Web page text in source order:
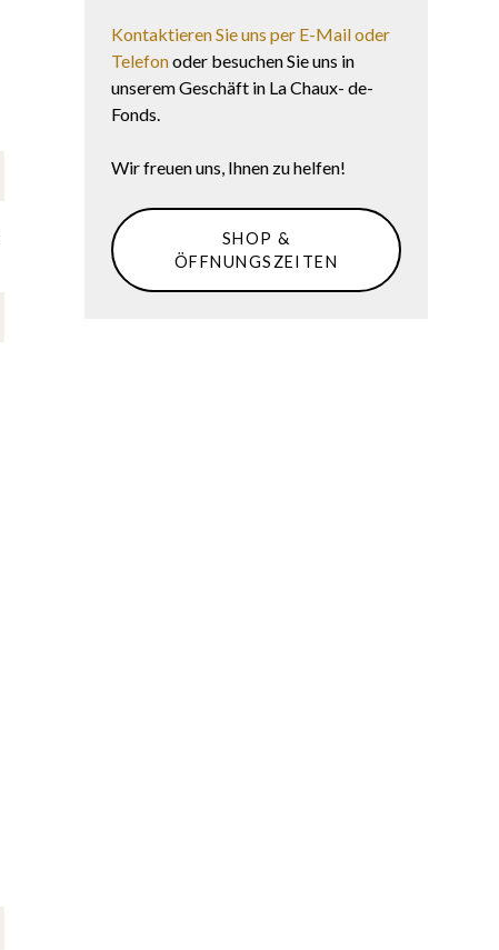
Kontaktieren Sie uns per E-Mail oder
Telefonoder besuchen Sie uns in
unserem Geschäft in La Chaux- de-
Fonds.
Wir freuen uns, Ihnen zu helfen!
SHOP &
ÖFFNUNGSZEITEN